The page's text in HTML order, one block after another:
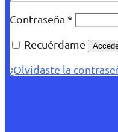
Contraseña *
Recuérdame
¿Olvidaste la